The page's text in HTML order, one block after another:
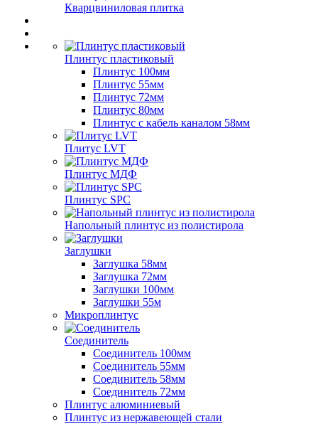
Кварцвиниловая плитка
Плинтус пластиковый
Плинтус 100мм
Плинтус 55мм
Плинтус 72мм
Плинтус 80мм
Плинтус с кабель каналом 58мм
Плитус LVT
Плинтус МДФ
Плинтус SPC
Напольный плинтус из полистирола
Заглушки
Заглушка 58мм
Заглушка 72мм
Заглушки 100мм
Заглушки 55м
Микроплинтус
Соединитель
Соединитель 100мм
Соединитель 55мм
Соединитель 58мм
Соединитель 72мм
Плинтус алюминиевый
Плинтус из нержавеющей стали